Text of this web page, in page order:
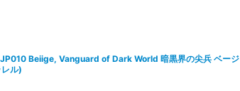
Beiige, Vanguard of Dark World 暗黒界の尖兵 ベージ
ル)